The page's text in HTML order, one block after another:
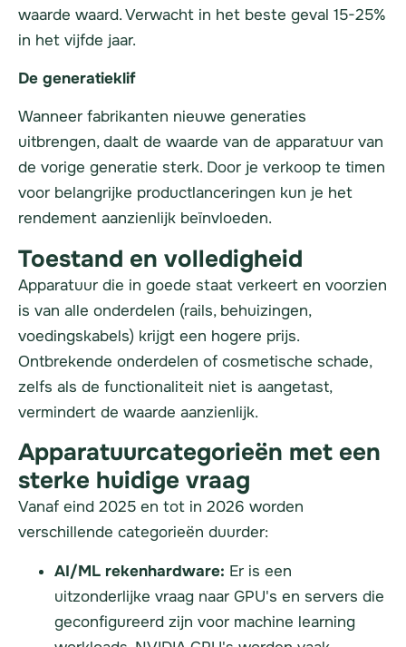
waarde waard. Verwacht in het beste geval 15-25%
in het vijfde jaar.
De generatieklif
Wanneer fabrikanten nieuwe generaties
uitbrengen, daalt de waarde van de apparatuur van
de vorige generatie sterk. Door je verkoop te timen
voor belangrijke productlanceringen kun je het
rendement aanzienlijk beïnvloeden.
Toestand en volledigheid
Apparatuur die in goede staat verkeert en voorzien
is van alle onderdelen (rails, behuizingen,
voedingskabels) krijgt een hogere prijs.
Ontbrekende onderdelen of cosmetische schade,
zelfs als de functionaliteit niet is aangetast,
vermindert de waarde aanzienlijk.
Apparatuurcategorieën met een
sterke huidige vraag
Vanaf eind 2025 en tot in 2026 worden
verschillende categorieën duurder:
AI/ML rekenhardware: Er is een
uitzonderlijke vraag naar GPU's en servers die
geconfigureerd zijn voor machine learning